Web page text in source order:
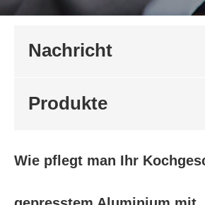
Nachricht
Produkte
Wie pflegt man Ihr